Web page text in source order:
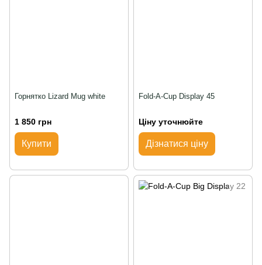
Горнятко Lizard Mug white
1 850 грн
Купити
Fold-A-Cup Display 45
Ціну уточнюйте
Дізнатися ціну